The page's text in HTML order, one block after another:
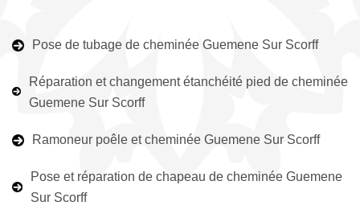
Pose de tubage de cheminée Guemene Sur Scorff
Réparation et changement étanchéité pied de cheminée
Guemene Sur Scorff
Ramoneur poêle et cheminée Guemene Sur Scorff
Pose et réparation de chapeau de cheminée Guemene
Sur Scorff